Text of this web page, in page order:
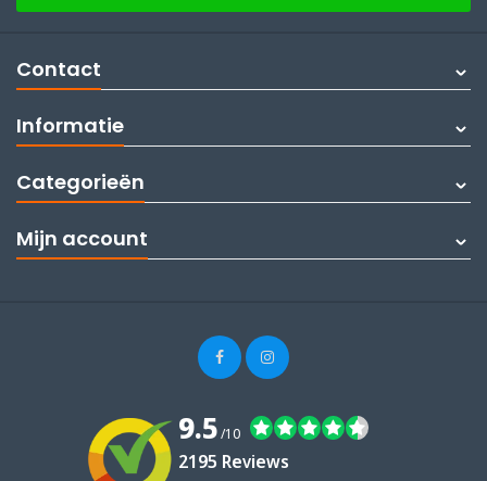
Contact
Informatie
Categorieën
Mijn account
9.5/10
2195 Reviews